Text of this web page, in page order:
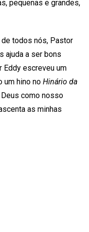
pequenas e grandes,
todos nós, Pastor
ajuda a ser bons
Eddy escreveu um
um hino no Hinário da
como nosso
as minhas